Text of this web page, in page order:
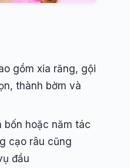
gồm xỉa răng, gội
thành bờm và
bốn hoặc năm tác
cạo râu cũng
đầu